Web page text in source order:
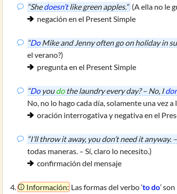
“Shedoesn’tlike green apples.” (A ella no le
negación en el Present Simple
“DoMike and Jenny often go on holiday in
el verano?)
pregunta en el Present Simple
“Doyoudothe laundry every day? – No, I
No, no lo hago cada día, solamente una vez a
oración interrogativa y negativa en el
“I’ll throw it away, you don’t need it anyway.
todas maneras. – Sí, claro lo necesito.)
confirmación del mensaje
Información: Las formas del verbo ‘to do’ son